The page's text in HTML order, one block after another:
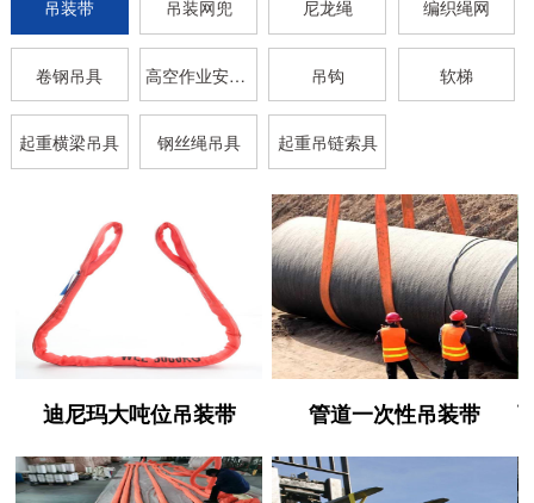
吊装带 吊装网兜 尼龙绳 编织绳网
卷钢吊具 高空作业安全带 吊钩 软梯
起重横梁吊具 钢丝绳吊具 起重吊链索具
迪尼玛大吨位吊装带 管道一次性吊装带